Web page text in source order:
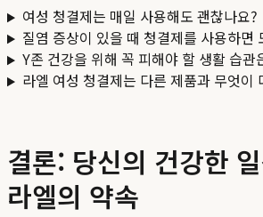
여성 청결제는 매일 사용해도 괜찮나요?
질염 증상이 있을 때 청결제를 사용하면
Y존 건강을 위해 꼭 피해야 할 생활 습관
라엘 여성 청결제는 다른 제품과 무엇이
결론: 당신의 건강한
라엘의 약속